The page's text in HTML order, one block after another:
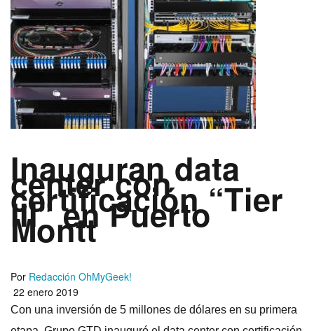
Inauguran data
center con
certificación “Tier
III” en Puerto
Montt
Por Redacción OhMyGeek!
22 enero 2019
Con una inversión de 5 millones de dólares en su primera